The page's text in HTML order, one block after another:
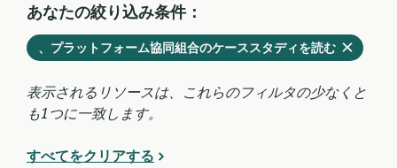
あなたの絞り込み条件：
削
除
す
る
、プラットフォーム協同組合のケーススタディを読むを
現
在
の
表示されるリソースは、これらのフィルタの少なくと
も1つに一致します。
すべてをクリアする